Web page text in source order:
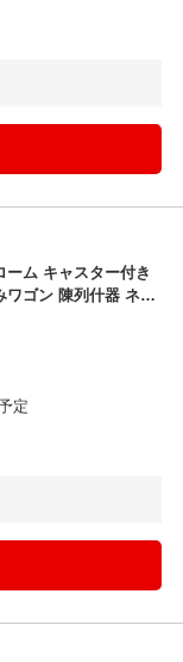
ーム キャスター付き
ワゴン 陳列什器 ネッ
定